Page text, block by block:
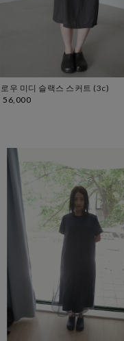
로우 미디 슬랙스 스커트 (3c)
56,000